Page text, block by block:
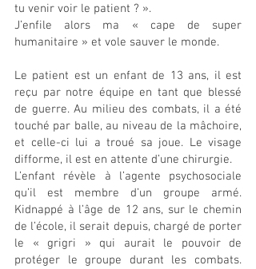
tu venir voir le patient ? ».
J’enfile alors ma « cape de super
humanitaire » et vole sauver le monde.
Le patient est un enfant de 13 ans, il est
reçu par notre équipe en tant que blessé
de guerre. Au milieu des combats, il a été
touché par balle, au niveau de la mâchoire,
et celle-ci lui a troué sa joue. Le visage
difforme, il est en attente d’une chirurgie.
L’enfant révèle à l’agente psychosociale
qu’il est membre d’un groupe armé.
Kidnappé à l’âge de 12 ans, sur le chemin
de l’école, il serait depuis, chargé de porter
le « grigri » qui aurait le pouvoir de
protéger le groupe durant les combats.